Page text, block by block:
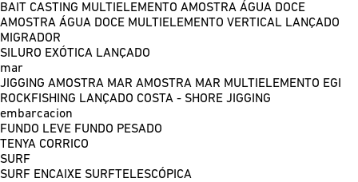
BAIT CASTING MULTIELEMENTO AMOSTRA ÁGUA DOCE
AMOSTRA ÁGUA DOCE MULTIELEMENTO VERTICAL LANÇADO
MIGRADOR
SILURO EXÓTICA LANÇADO
mar
JIGGING AMOSTRA MAR AMOSTRA MAR MULTIELEMENTO EGI
ROCKFISHING LANÇADO COSTA - SHORE JIGGING
embarcacion
FUNDO LEVE FUNDO PESADO
TENYA CORRICO
SURF
SURF ENCAIXE SURFTELESCÓPICA